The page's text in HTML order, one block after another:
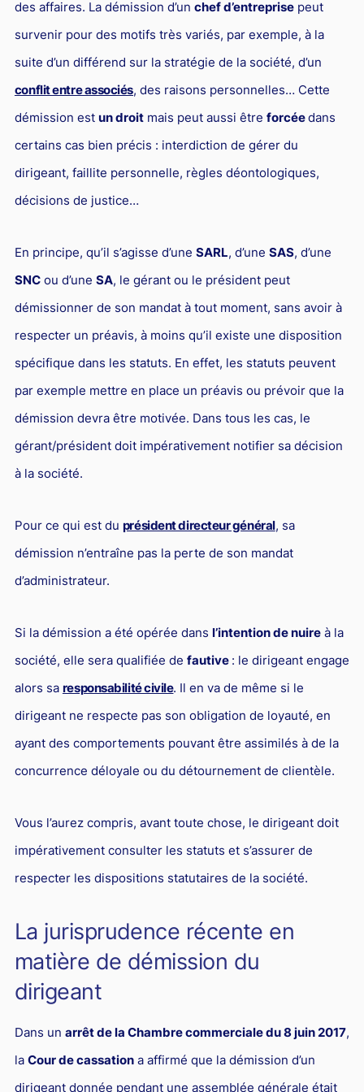
L'industrie
Droit aérien
Caution bancaire
Communication et nouvelles technologies
Grande entreprise
Restructuration d'entreprise
Droit et Fiscalité du marché de l'Art
Transmission d'entreprise et avocat
Gestion des crises
Responsabilité Sociétale des Entreprises (R.S.E)
Contentieux cession d’entreprise
Énergie
Droit de la concurrence
Responsabilité civile
Droit bancaire
Jurisprudences et actualités
Droit de la réparation et du dommage corporel
Droit du sport
des affaires. La démission d’un chef d’entreprisepeut
survenir pour des motifs très variés, par exemple, à la
suite d’un différend sur la stratégie de la société, d’un
conflit entre associés, des raisons personnelles… Cette
démission est un droitmais peut aussi être forcéedans
certains cas bien précis : interdiction de gérer du
dirigeant, faillite personnelle, règles déontologiques,
décisions de justice…
En principe, qu’il s’agisse d’une SARL, d’une SAS, d’une
SNCou d’une SA, le gérant ou le président peut
démissionner de son mandat à tout moment, sans avoir à
respecter un préavis, à moins qu’il existe une disposition
spécifique dans les statuts. En effet, les statuts peuvent
par exemple mettre en place un préavis ou prévoir que la
démission devra être motivée. Dans tous les cas, le
gérant/président doit impérativement notifier sa décision
à la société.
Pour ce qui est du président directeur général, sa
démission n’entraîne pas la perte de son mandat
d’administrateur.
Si la démission a été opérée dans l’intention de nuireà la
société, elle sera qualifiée de fautive : le dirigeant engage
alors sa responsabilité civile. Il en va de même si le
dirigeant ne respecte pas son obligation de loyauté, en
ayant des comportements pouvant être assimilés à de la
concurrence déloyale ou du détournement de clientèle.
Vous l’aurez compris, avant toute chose, le dirigeant doit
impérativement consulter les statuts et s’assurer de
respecter les dispositions statutaires de la société.
La jurisprudence récente en
matière de démission du
dirigeant
Dans un arrêt de la Chambre commerciale du 8 juin 2017,
la Cour de cassationa affirmé que la démission d’un
dirigeant donnée pendant une assemblée générale était